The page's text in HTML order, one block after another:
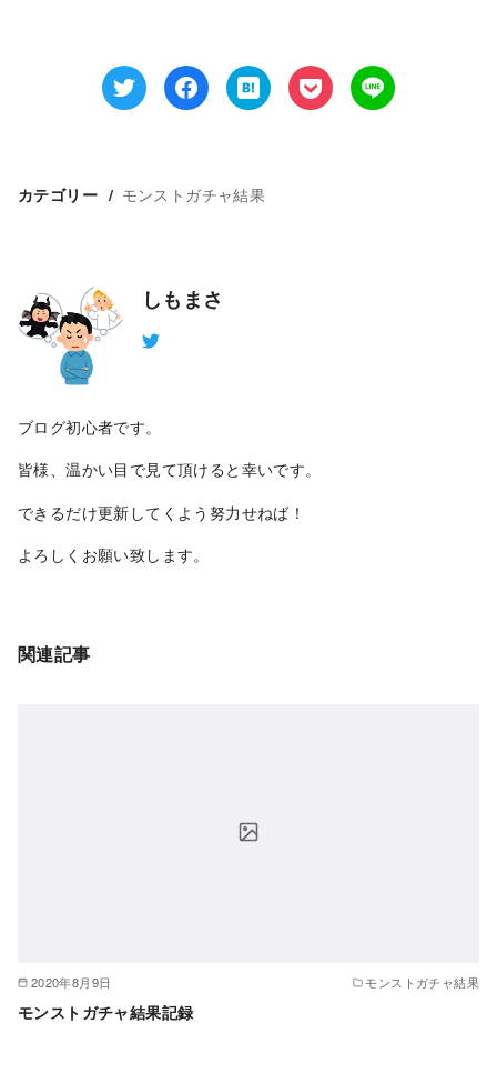
カテゴリー モンストガチャ結果
しもまさ
ブログ初心者です。
皆様、温かい目で見て頂けると幸いです。
できるだけ更新してくよう努力せねば！
よろしくお願い致します。
関連記事
2020年8月9日 モンストガチャ結果
モンストガチャ結果記録